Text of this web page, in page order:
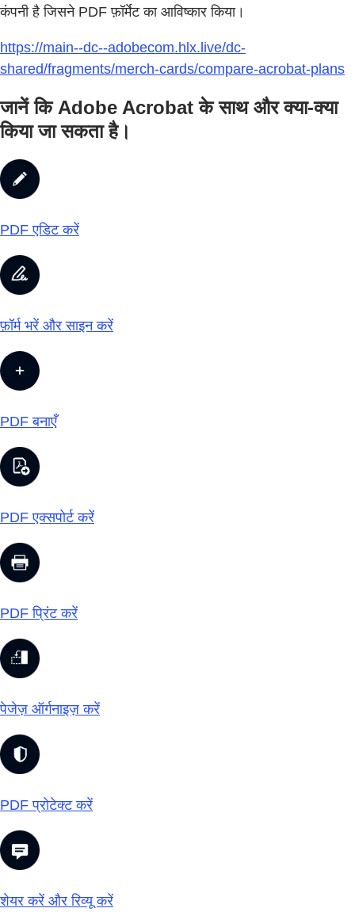
कंपनी है जिसने PDF फ़ॉर्मेट का आविष्कार किया।
https://main--dc--adobecom.hlx.live/dc-
shared/fragments/merch-cards/compare-acrobat-plans
जानें कि Adobe Acrobat के साथ और क्या-क्या
किया जा सकता है।
PDF एडिट करें
फ़ॉर्म भरें और साइन करें
PDF बनाएँ
PDF एक्सपोर्ट करें
PDF प्रिंट करें
पेजेज़ ऑर्गनाइज़ करें
PDF प्रोटेक्ट करें
शेयर करें और रिव्यू करें